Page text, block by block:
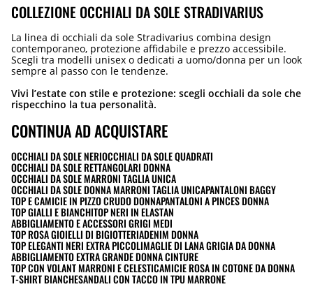
COLLEZIONE OCCHIALI DA SOLE STRADIVARIUS
La linea di occhiali da sole Stradivarius combina design
contemporaneo, protezione affidabile e prezzo accessibile.
Scegli tra modelli unisex o dedicati a uomo/donna per un look
sempre al passo con le tendenze.
Vivi l’estate con stile e protezione: scegli occhiali da sole che
rispecchino la tua personalità.
CONTINUA AD ACQUISTARE
OCCHIALI DA SOLE NERIOCCHIALI DA SOLE QUADRATI
OCCHIALI DA SOLE RETTANGOLARI DONNA
OCCHIALI DA SOLE MARRONI TAGLIA UNICA
OCCHIALI DA SOLE DONNA MARRONI TAGLIA UNICAPANTALONI BAGGY
TOP E CAMICIE IN PIZZO CRUDO DONNAPANTALONI A PINCES DONNA
TOP GIALLI E BIANCHITOP NERI IN ELASTAN
ABBIGLIAMENTO E ACCESSORI GRIGI MEDI
TOP ROSA GIOIELLI DI BIGIOTTERIADENIM DONNA
TOP ELEGANTI NERI EXTRA PICCOLIMAGLIE DI LANA GRIGIA DA DONNA
ABBIGLIAMENTO EXTRA GRANDE DONNA CINTURE
TOP CON VOLANT MARRONI E CELESTICAMICIE ROSA IN COTONE DA DONNA
T-SHIRT BIANCHESANDALI CON TACCO IN TPU MARRONE